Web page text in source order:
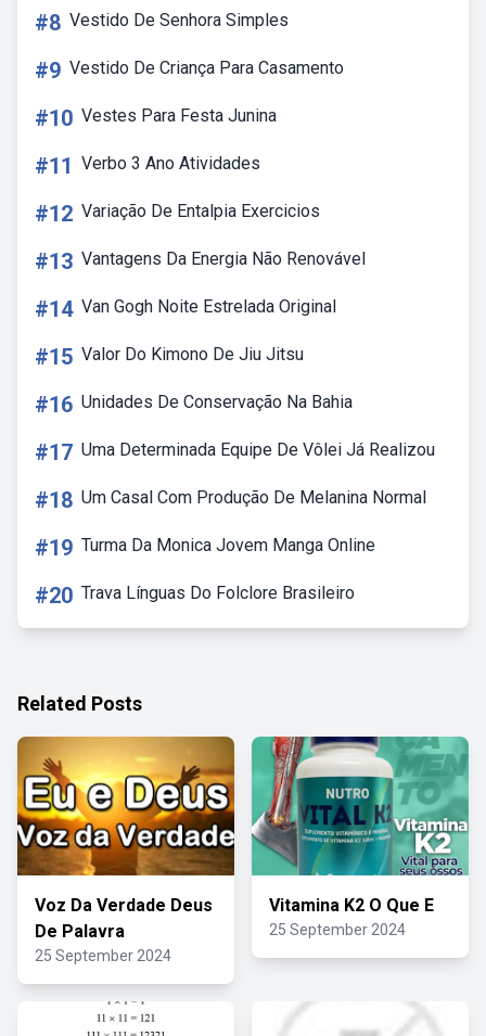
#8 Vestido De Senhora Simples
#9 Vestido De Criança Para Casamento
#10 Vestes Para Festa Junina
#11 Verbo 3 Ano Atividades
#12 Variação De Entalpia Exercicios
#13 Vantagens Da Energia Não Renovável
#14 Van Gogh Noite Estrelada Original
#15 Valor Do Kimono De Jiu Jitsu
#16 Unidades De Conservação Na Bahia
#17 Uma Determinada Equipe De Vôlei Já Realizou
#18 Um Casal Com Produção De Melanina Normal
#19 Turma Da Monica Jovem Manga Online
#20 Trava Línguas Do Folclore Brasileiro
Related Posts
Voz Da Verdade Deus
De Palavra
25 September 2024
Vitamina K2 O Que E
25 September 2024